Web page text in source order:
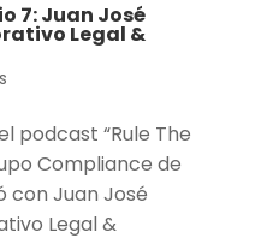
7: Juan José
Legal &
podcast “Rule The
Compliance de
con Juan José
Legal &